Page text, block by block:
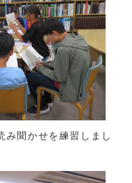
み聞かせを練習しまし